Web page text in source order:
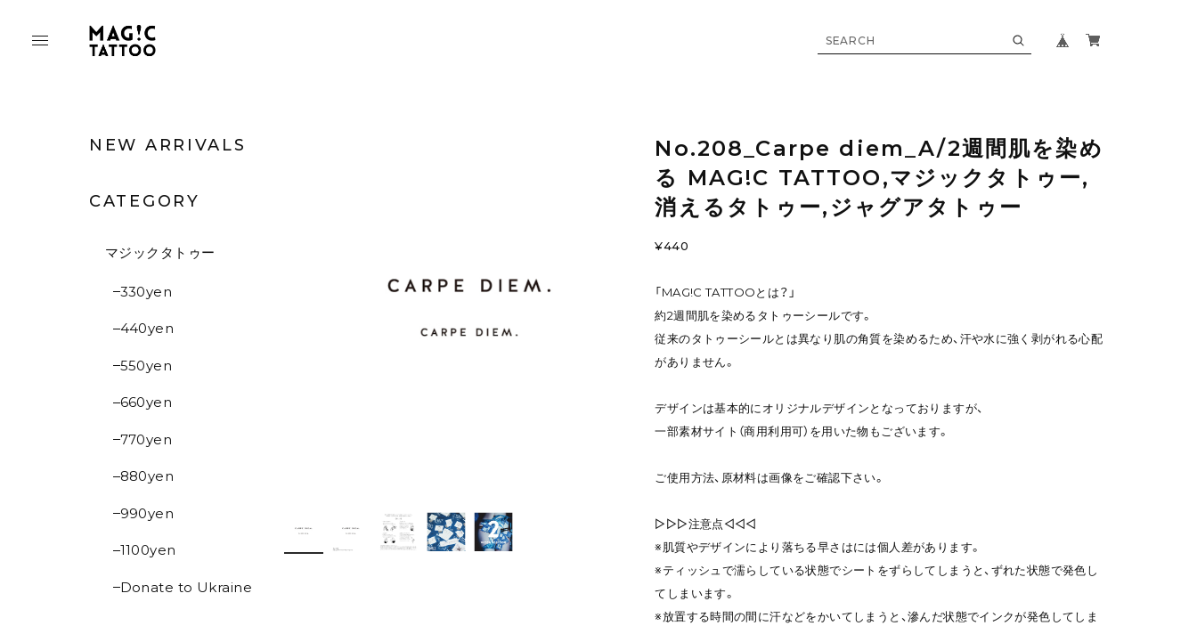
NEW ARRIVALS
CATEGORY
マジックタトゥー
330yen
440yen
550yen
660yen
770yen
880yen
990yen
1100yen
Donate to Ukraine
No.208_Carpe diem_A/2週間肌を染め
る MAG!C TATTOO,マジックタトゥー,
消えるタトゥー,ジャグアタトゥー
¥440
「MAG!C TATTOOとは？」
約2週間肌を染めるタトゥーシールです。
従来のタトゥーシールとは異なり肌の角質を染めるため、汗や水に強く剥がれる心配
がありません。
デザインは基本的にオリジナルデザインとなっておりますが、
一部素材サイト（商用利用可）を用いた物もございます。
ご使用方法、原材料は画像をご確認下さい。
▷▷▷注意点◁◁◁
※肌質やデザインにより落ちる早さはには個人差があります。
※ティッシュで濡らしている状態でシートをずらしてしまうと、ずれた状態で発色し
てしまいます。
※放置する時間の間に汗などをかいてしまうと、滲んだ状態でインクが発色してしま